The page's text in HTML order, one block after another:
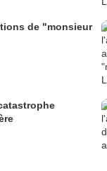
de "monsieur